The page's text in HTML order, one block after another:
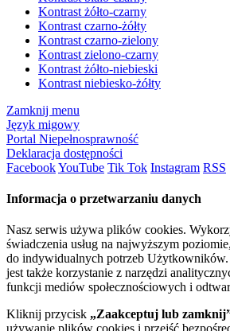
Kontrast żółto-czarny
Kontrast czarno-żółty
Kontrast czarno-zielony
Kontrast zielono-czarny
Kontrast żółto-niebieski
Kontrast niebiesko-żółty
Zamknij menu
Język migowy
Portal Niepełnosprawność
Deklaracja dostępności
FacebookYouTube Tik Tok Instagram RSS
Informacja o przetwarzaniu danych
Nasz serwis używa plików cookies.
świadczenia usług na najwyższym
do indywidualnych potrzeb
jest także korzystanie z narzędzi
funkcji mediów społecznościowych i
Kliknij przycisk „Zaakceptuj lub